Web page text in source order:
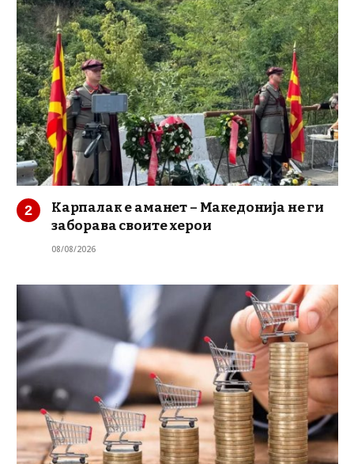
Карпалак е аманет – Македонија не ги
заборава своите херои
08/08/2026